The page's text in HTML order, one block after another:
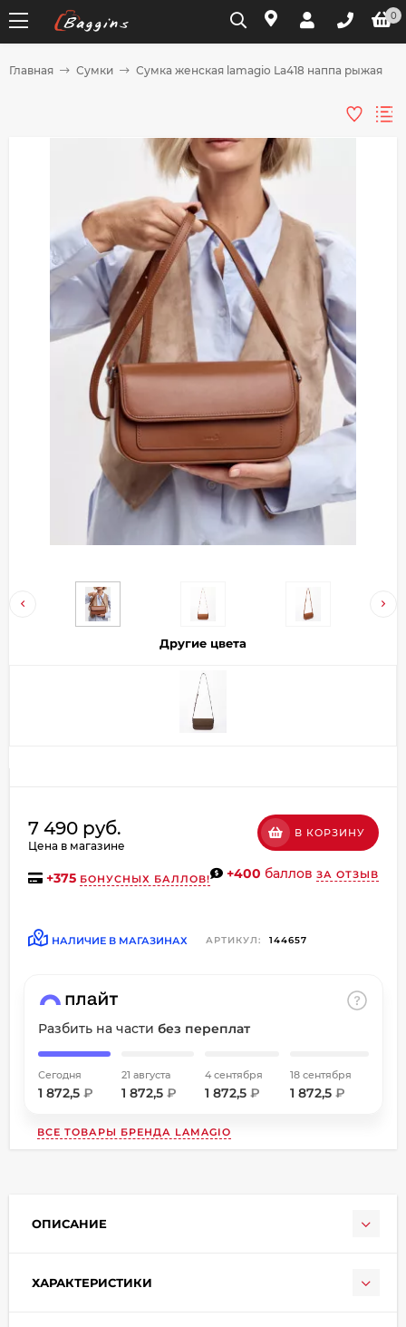
0
Главная Сумки Сумка женская lamagio La418 наппа рыжая
Другие цвета
7 490 руб.
Цена в магазине
В КОРЗИНУ
+375 БОНУСНЫХ БАЛЛОВ! +400 баллов ЗА ОТЗЫВ
НАЛИЧИЕ В МАГАЗИНАХ АРТИКУЛ: 144657
Разбить на части без переплат
Сегодня
1 872,5 ₽
21 августа
1 872,5 ₽
4 сентября
1 872,5 ₽
18 сентября
1 872,5₽
ВСЕ ТОВАРЫ БРЕНДА LAMAGIO
ОПИСАНИЕ
ХАРАКТЕРИСТИКИ
на части
без переплат
График платежей
Сегодня
Добавляйте товары
в корзину
Оплачивайте сегодня только
% картой любого банка
Получайте товар
выбранный способом
% будут
с вашей карты
каждые 2 недели
об оплате Плайтом
25
2 недели
8 800 302-02-51